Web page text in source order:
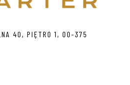
40, PIĘTRO 1, 00-375